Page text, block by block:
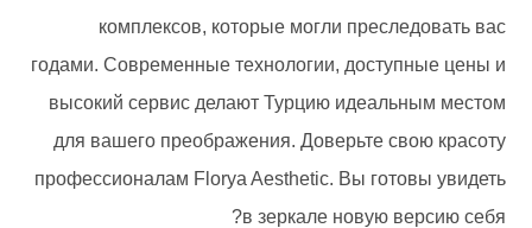
комплексов, которые могли преследовать вас
годами. Современные технологии, доступные цены и
высокий сервис делают Турцию идеальным местом
для вашего преображения. Доверьте свою красоту
профессионалам Florya Aesthetic. Вы готовы увидеть
в зеркале новую версию себя?